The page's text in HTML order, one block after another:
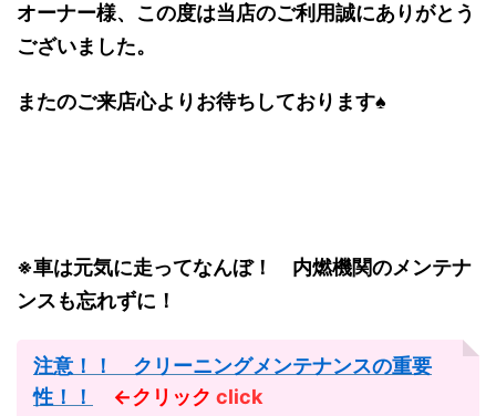
オーナー様、この度は当店のご利用誠にありがとう
ございました。
またのご来店心よりお待ちしております♠
※車は元気に走ってなんぼ！ 内燃機関のメンテナ
ンスも忘れずに！
注意！！ クリーニングメンテナンスの重要
性！！
←クリック click